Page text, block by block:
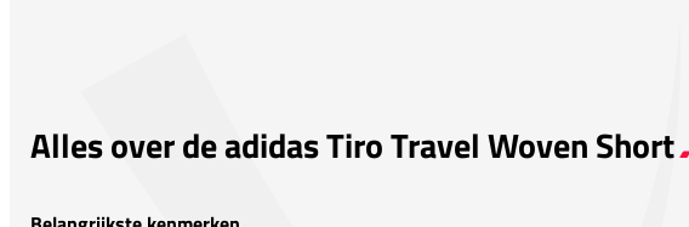
Alles over de adidas Tiro Travel Woven Short